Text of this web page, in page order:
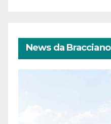
News da Bracciano